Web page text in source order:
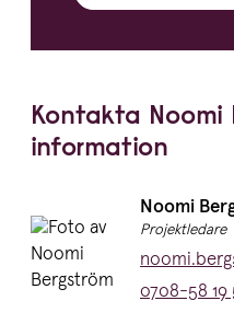
Kontakta Noomi
information
Namn:
Noomi
Titel:
Projektledare
E-post:
Telefon:
0708-58 19